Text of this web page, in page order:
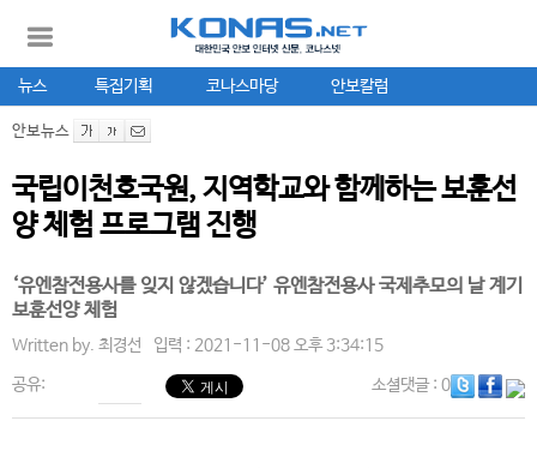
뉴스 특집기획 코나스마당 안보칼럼
안보뉴스
국립이천호국원, 지역학교와 함께하는 보훈선
양 체험 프로그램 진행
‘유엔참전용사를 잊지 않겠습니다’ 유엔참전용사 국제추모의 날 계기
보훈선양 체험
Written by. 최경선 입력 : 2021-11-08 오후 3:34:15
공유: 소셜댓글: 0